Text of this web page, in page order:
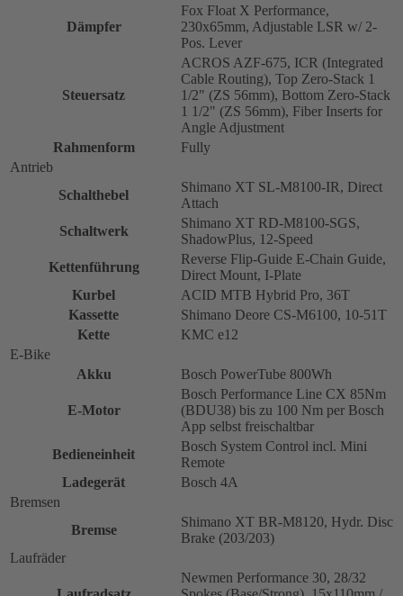
Dämpfer
Fox Float X Performance,
230x65mm, Adjustable LSR w/ 2-
Pos. Lever
Steuersatz
ACROS AZF-675, ICR (Integrated
Cable Routing), Top Zero-Stack 1
1/2" (ZS 56mm), Bottom Zero-Stack
1 1/2" (ZS 56mm), Fiber Inserts for
Angle Adjustment
Rahmenform
Fully
Antrieb
Schalthebel
Shimano XT SL-M8100-IR, Direct
Attach
Schaltwerk
Shimano XT RD-M8100-SGS,
ShadowPlus, 12-Speed
Kettenführung
Reverse Flip-Guide E-Chain Guide,
Direct Mount, I-Plate
Kurbel
ACID MTB Hybrid Pro, 36T
Kassette
Shimano Deore CS-M6100, 10-51T
Kette
KMC e12
E-Bike
Akku
Bosch PowerTube 800Wh
E-Motor
Bosch Performance Line CX 85Nm
(BDU38) bis zu 100 Nm per Bosch
App selbst freischaltbar
Bedieneinheit
Bosch System Control incl. Mini
Remote
Ladegerät
Bosch 4A
Bremsen
Bremse
Shimano XT BR-M8120, Hydr. Disc
Brake (203/203)
Laufräder
Newmen Performance 30, 28/32